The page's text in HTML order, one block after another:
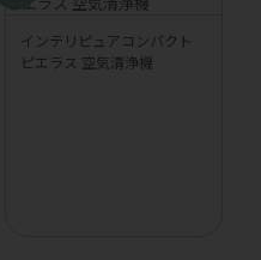
インテリピュアコンパクト
ピエラス 空気清浄機